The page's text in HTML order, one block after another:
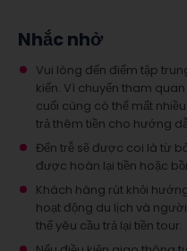
Nhắc nhở
Vui lòng đến điểm tập
kiến. Vì chuyến tham
cuối cùng có thể mất
trả thêm tiền cho hướng
Đến trễ sẽ được coi là từ
được hoàn lại tiền hoặc
Khách hàng rút khỏi
hoạt động du lịch và
thể yêu cầu trả lại tiền tour.